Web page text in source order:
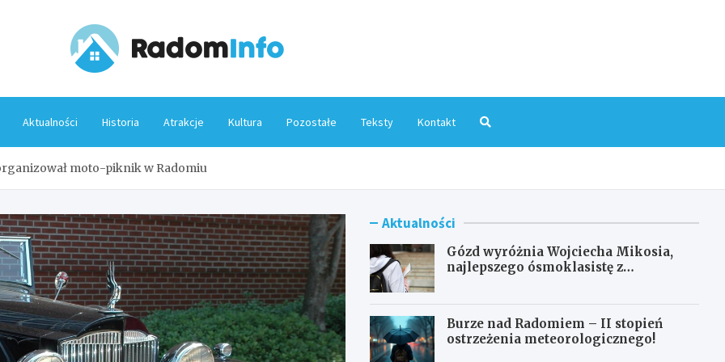
Aktualności Historia Atrakcje Kultura Pozostałe Teksty Kontakt
moto-piknik w Radomiu
Aktualności
Gózd wyróżnia Wojciecha Mikosia,
najlepszego ósmoklasistę z
Burze nad Radomiem – II stopień
ostrzeżenia meteorologicznego!